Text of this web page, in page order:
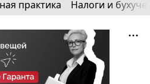
практика Налоги и